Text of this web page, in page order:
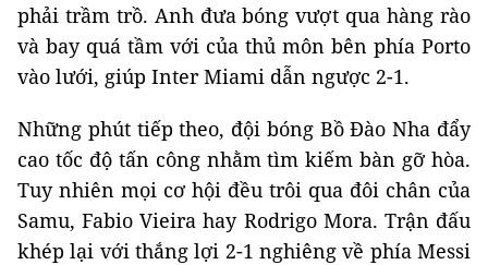
phải trầm trồ. Anh đưa bóng vượt qua hàng rào
và bay quá tầm với của thủ môn bên phía Porto
vào lưới, giúp Inter Miami dẫn ngược 2-1.
Những phút tiếp theo, đội bóng Bồ Đào Nha đẩy
cao tốc độ tấn công nhằm tìm kiếm bàn gỡ hòa.
Tuy nhiên mọi cơ hội đều trôi qua đôi chân của
Samu, Fabio Vieira hay Rodrigo Mora. Trận đấu
khép lại với thắng lợi 2-1 nghiêng về phía Messi